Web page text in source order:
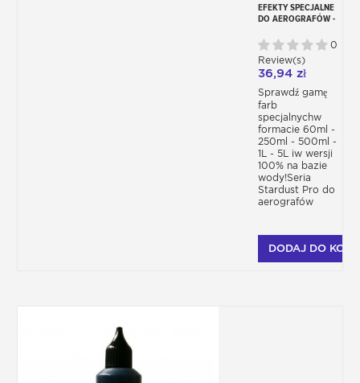
EFEKTY SPECJALNE
DO AEROGRAFÓW -
STARDUST PRO
0
Review(s)
36,94 zł
Sprawdź gamę
farb
specjalnychw
formacie 60ml -
250ml - 500ml -
1L - 5L iw wersji
100% na bazie
wody!Seria
Stardust Pro do
aerografów
DODAJ DO